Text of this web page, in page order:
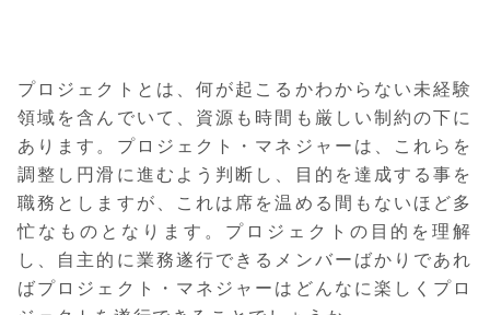
プロジェクトとは、何が起こるかわからない未経験
領域を含んでいて、資源も時間も厳しい制約の下に
あります。プロジェクト・マネジャーは、これらを
調整し円滑に進むよう判断し、目的を達成する事を
職務としますが、これは席を温める間もないほど多
忙なものとなります。プロジェクトの目的を理解
し、自主的に業務遂行できるメンバーばかりであれ
ばプロジェクト・マネジャーはどんなに楽しくプロ